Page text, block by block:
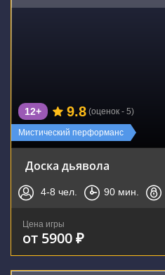
Мистический перформанс
12+ 9.8 (оценок - 5)
Доска дьявола
4-8 чел. 90 мин.
Цена игры
от 5900 ₽